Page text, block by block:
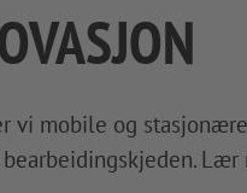
vi mobile og